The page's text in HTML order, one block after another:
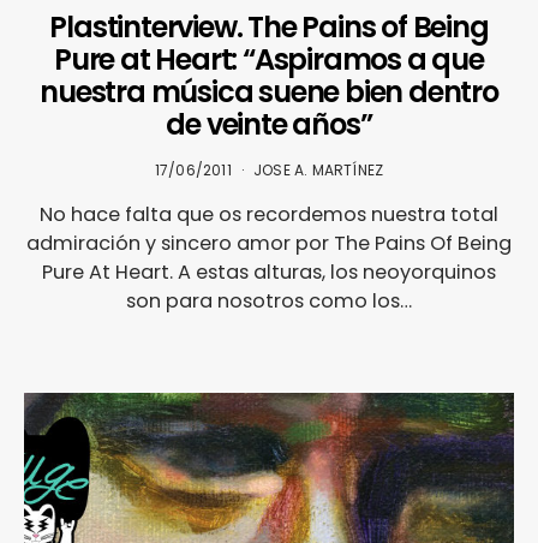
Plastinterview. The Pains of Being
Pure at Heart: “Aspiramos a que
nuestra música suene bien dentro
de veinte años”
17/06/2011 JOSE A. MARTÍNEZ
No hace falta que os recordemos nuestra total
admiración y sincero amor por The Pains Of Being
Pure At Heart. A estas alturas, los neoyorquinos
son para nosotros como los…